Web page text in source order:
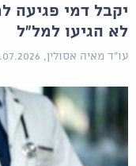
יקבל דמי פגיעה
לא הגיעו למל"ל
עו"ד מאיה אסולין, 23.07.2026